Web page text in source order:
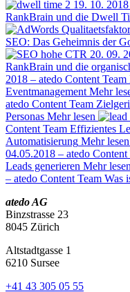
19. 10.
RankBrain und die Dwell
SEO: Das Geheimnis der
20. 09.
RankBrain und die
2018 – atedo Content Team
Eventmanagement Mehr
atedo Content Team
Personas Mehr lesen
Content Team Effizientes
Automatisierung Mehr lesen
04.05.2018 – atedo Content
Leads generieren Mehr lesen
– atedo Content Team Was
atedo AG
Binzstrasse 23
8045 Zürich
Altstadtgasse 1
6210 Sursee
+41 43 305 05 55